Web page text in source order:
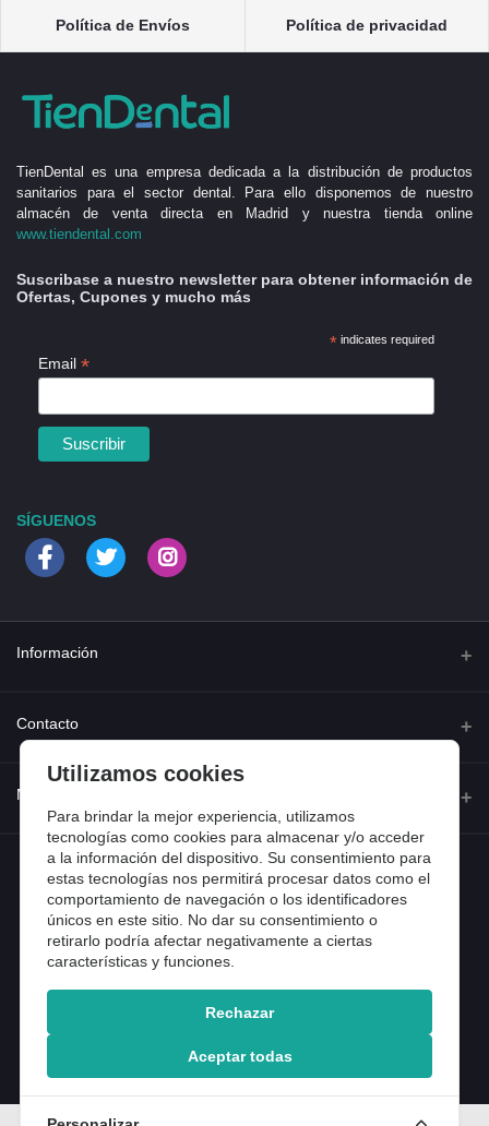
Política de Envíos Política de privacidad
TienDental es una empresa dedicada a la distribución de productos
sanitarios para el sector dental. Para ello disponemos de nuestro
almacén de venta directa en Madrid y nuestra tienda online
www.tiendental.com
Suscribase a nuestro newsletter para obtener información de
Ofertas, Cupones y mucho más
*indicates required
Email *
SÍGUENOS
Información
Quienes somos
Preguntas frecuentes
Entradas de blog
Contacto
Calle Ferraz 42, Madrid
Teléfono
918 13 81 81
Email
info@tiendental.com
Mi cuenta
Iniciar sesión
Historial de pedidos
Mi lista de compra
Copyright 2025 © TienDental productos dentales, S.L..
Utilizamos cookies
Para brindar la mejor experiencia, utilizamos
tecnologías como cookies para almacenar y/o acceder
a la información del dispositivo. Su consentimiento para
estas tecnologías nos permitirá procesar datos como el
comportamiento de navegación o los identificadores
únicos en este sitio. No dar su consentimiento o
retirarlo podría afectar negativamente a ciertas
características y funciones.
Rechazar
Aceptar todas